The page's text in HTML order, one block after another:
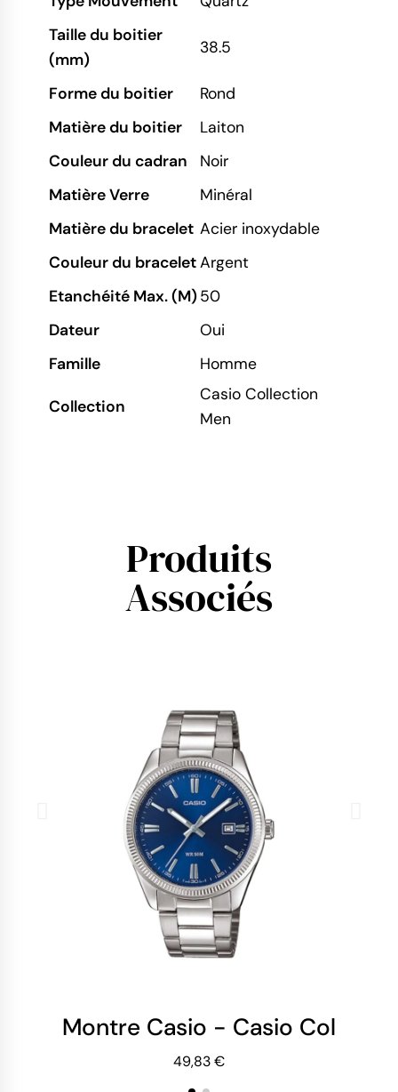
Taille du boitier
(mm)
38.5
Forme du boitier
Rond
Matière du boitier
Laiton
Couleur du cadran
Noir
Matière Verre
Minéral
Matière du bracelet Acier inoxydable
Couleur du braceletArgent
Etanchéité Max. (M)50
Dateur
Oui
Famille
Homme
Collection
Casio Collection
Men
Produits
Associés
Montre Casio - Casio
49,83 €